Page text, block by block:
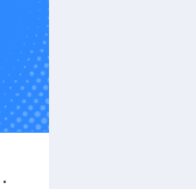
应用案例